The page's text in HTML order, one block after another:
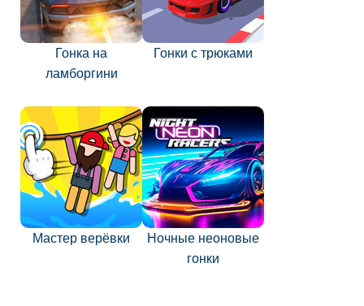
Гонка на
ламборгини
Гонки с трюками
Мастер верёвки
Ночные неоновые
гонки